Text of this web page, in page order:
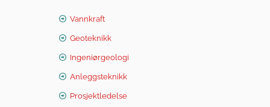
Vannkraft
Geoteknikk
Ingeniørgeologi
Anleggsteknikk
Prosjektledelse